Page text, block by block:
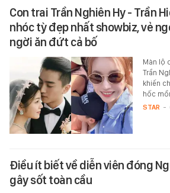
Con trai Trần Nghiên Hy - Trần
nhóc tỳ đẹp nhất showbiz, vẻ
ngời ăn đứt cả bố
Màn lộ
Trần
khiến
hốc
STAR -
Điều ít biết về diễn viên đóng
gây sốt toàn cầu